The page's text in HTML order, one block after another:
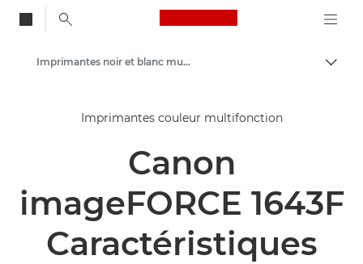
Canon Logo, back
Solutions et services
Produits professionnels
Imprimantes multifonctions - Multifonctions
Imprimantes noir et blanc multifonction
Imprimantes couleur multifonction
Canon
imageFORCE 1643F
Caractéristiques